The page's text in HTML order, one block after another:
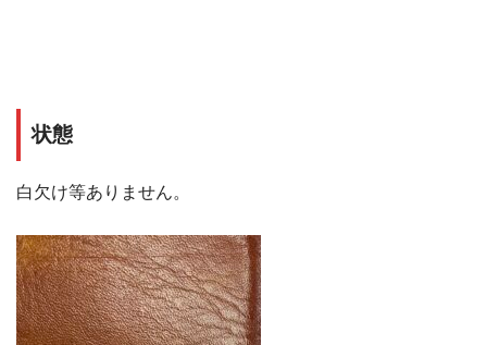
状態
白欠け等ありません。